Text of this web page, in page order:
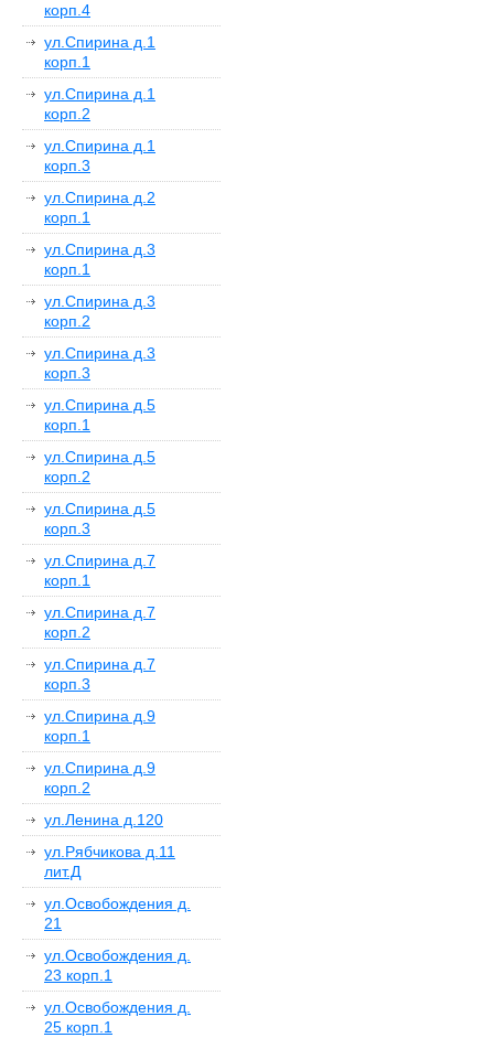
корп.4
ул.Спирина д.1
корп.1
ул.Спирина д.1
корп.2
ул.Спирина д.1
корп.3
ул.Спирина д.2
корп.1
ул.Спирина д.3
корп.1
ул.Спирина д.3
корп.2
ул.Спирина д.3
корп.3
ул.Спирина д.5
корп.1
ул.Спирина д.5
корп.2
ул.Спирина д.5
корп.3
ул.Спирина д.7
корп.1
ул.Спирина д.7
корп.2
ул.Спирина д.7
корп.3
ул.Спирина д.9
корп.1
ул.Спирина д.9
корп.2
ул.Ленина д.120
ул.Рябчикова д.11
лит.Д
ул.Освобождения д.
21
ул.Освобождения д.
23 корп.1
ул.Освобождения д.
25 корп.1